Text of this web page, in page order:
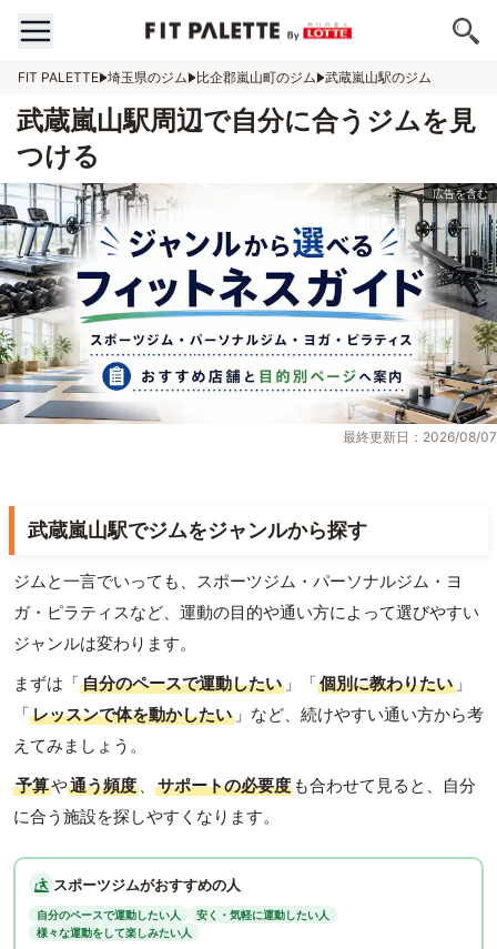
FIT PALETTE 埼玉県のジム 比企郡嵐山町のジム 武蔵嵐山駅のジム
武蔵嵐山駅周辺で自分に合うジムを見
つける
最終更新日：2026/08/07
武蔵嵐山駅でジムをジャンルから探す
ジムと一言でいっても、スポーツジム・パーソナルジム・ヨ
ガ・ピラティスなど、運動の目的や通い方によって選びやすい
ジャンルは変わります。
まずは「自分のペースで運動したい 」「個別に教わりたい 」
「レッスンで体を動かしたい 」など、続けやすい通い方から考
えてみましょう。
予算や通う頻度 、 サポートの必要度 も合わせて見ると、自分
に合う施設を探しやすくなります。
スポーツジムがおすすめの人
自分のペースで運動したい人
安く・気軽に運動したい人
様々な運動をして楽しみたい人